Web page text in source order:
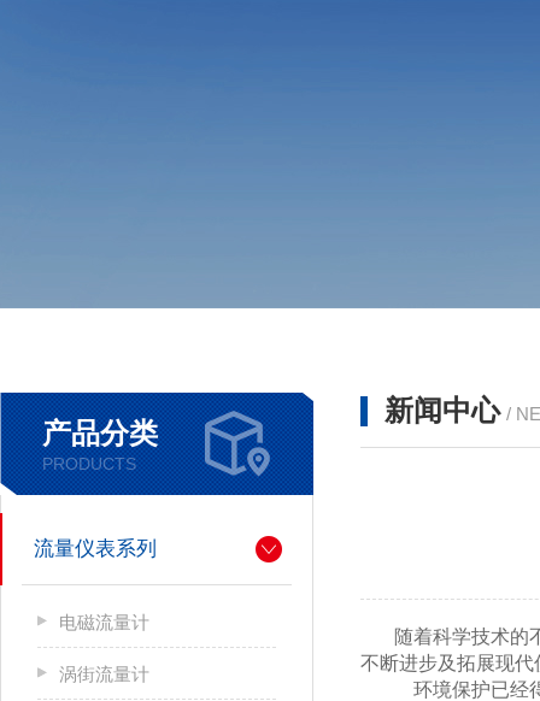
产品分类
PRODUCTS
流量仪表系列
电磁流量计
涡街流量计
新闻中心 /
随着科学技术的
不断进步及拓展现
环境保护已经